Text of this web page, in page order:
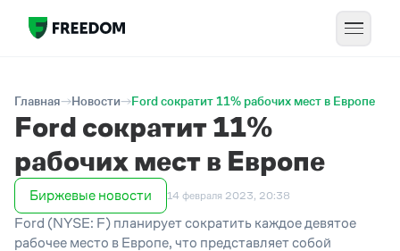
Главная Новости Ford сократит 11% рабочих мест в Европе
Ford сократит 11%
рабочих мест в Европе
Биржевые новости 14 февраля 2023, 20:38
Ford (NYSE: F) планирует сократить каждое девятое
рабочее место в Европе, что представляет собой